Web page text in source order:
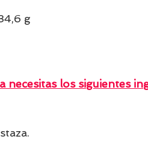
g
necesitas los siguientes